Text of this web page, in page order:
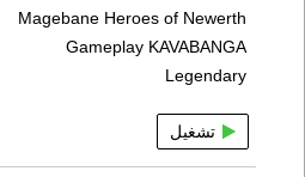
Magebane Heroes of Newerth
Gameplay KAVABANGA
Legendary
تشغيل